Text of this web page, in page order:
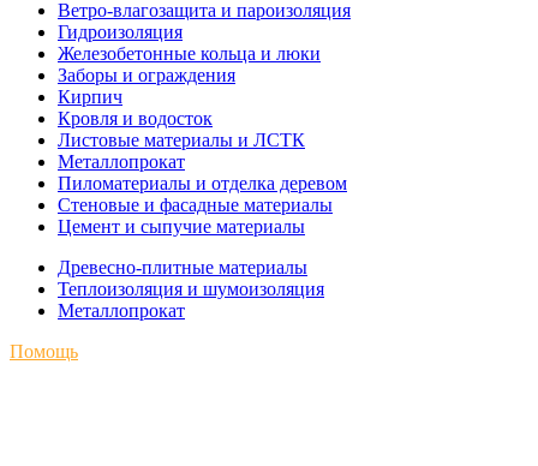
Ветро-влагозащита и пароизоляция
Гидроизоляция
Железобетонные кольца и люки
Заборы и ограждения
Кирпич
Кровля и водосток
Листовые материалы и ЛСТК
Металлопрокат
Пиломатериалы и отделка деревом
Стеновые и фасадные материалы
Цемент и сыпучие материалы
Древесно-плитные материалы
Теплоизоляция и шумоизоляция
Металлопрокат
Помощь